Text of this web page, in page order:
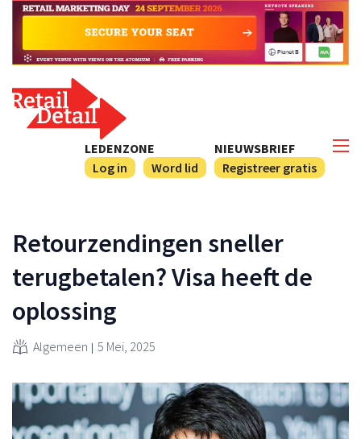
NIEUWSBRIEF
Registreer gratis
LEDENZONE
Log in
Word lid
Retourzendingen sneller
terugbetalen? Visa heeft de
oplossing
Algemeen 5 Mei, 2025